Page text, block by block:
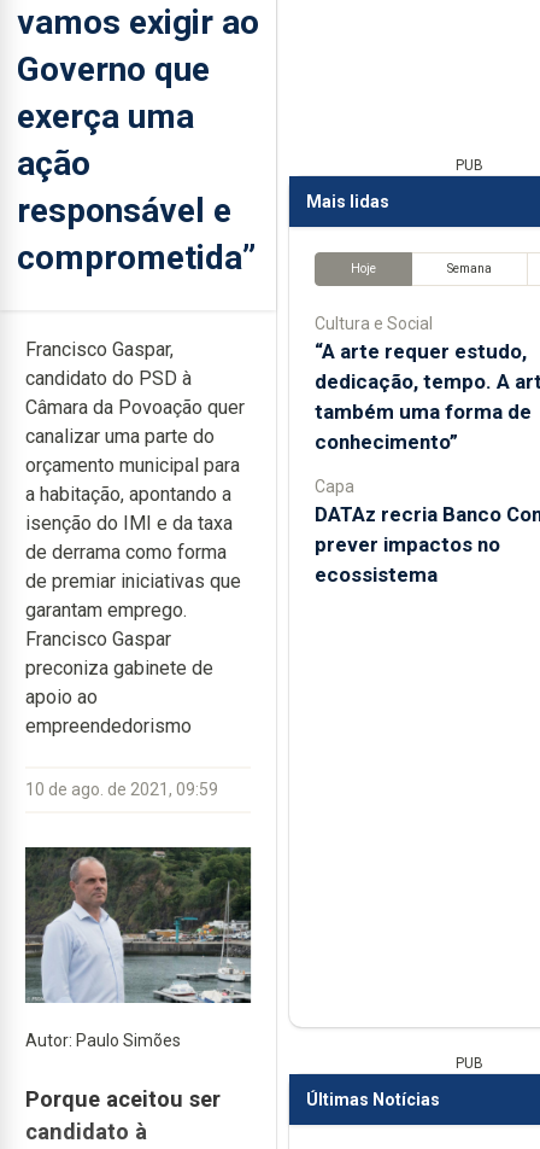
vamos exigir ao
Governo que
exerça uma
ação
responsável e
comprometida”
Francisco Gaspar,
candidato do PSD à
Câmara da Povoação quer
canalizar uma parte do
orçamento municipal para
a habitação, apontando a
isenção do IMI e da taxa
de derrama como forma
de premiar iniciativas que
garantam emprego.
Francisco Gaspar
preconiza gabinete de
apoio ao
empreendedorismo
10 de ago. de 2021, 09:59
Autor: Paulo Simões
Porque aceitou ser
candidato à
PUB
Mais lidas
Hoje Semana
Cultura e Social
“A arte requer estudo,
dedicação, tempo. A
também uma forma de
conhecimento”
Capa
DATAz recria Banco
prever impactos no
ecossistema
PUB
Últimas Notícias